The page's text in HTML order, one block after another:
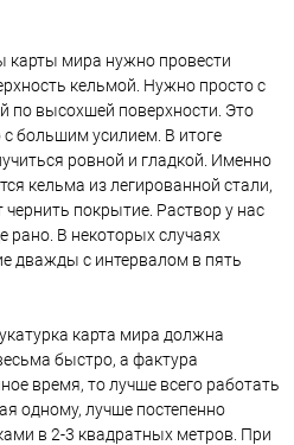
карты мира нужно провести
кельмой. Нужно просто с
по высохшей поверхности. Это
большим усилием. В итоге
ровной и гладкой. Именно
кельма из легированной стали,
покрытие. Раствор у нас
рано. В некоторых случаях
дважды с интервалом в пять
карта мира должна
быстро, а фактура
время, то лучше всего работать
одному, лучше постепенно
в 2-3 квадратных метров. При